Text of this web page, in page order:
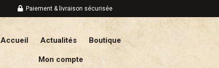
Paiement & livraison sécurisée
Accueil Actualités Boutique
Mon compte